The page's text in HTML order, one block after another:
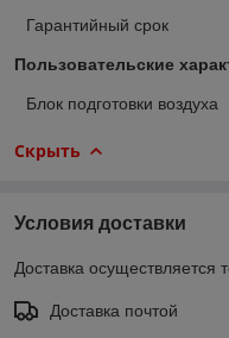
Гарантийный срок
Пользовательские
Блок подготовки воздуха
Скрыть
Условия доставки
Доставка осуществляется
Доставка почтой